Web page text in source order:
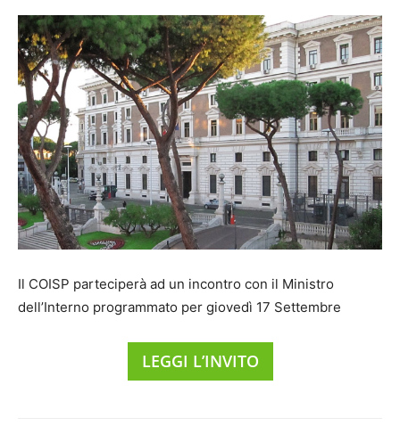
Il COISP parteciperà ad un incontro con il Ministro
dell’Interno programmato per giovedì 17 Settembre
LEGGI L’INVITO